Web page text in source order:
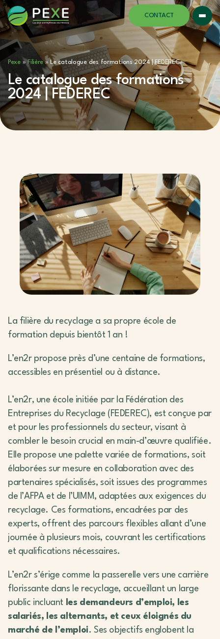
CONTACT
Pexe»Filière» Le catalogue des formations 2024 | FEDEREC
Le catalogue des formations
2024 | FEDEREC
La filière du recyclage a sa propre école de
formation depuis bientôt 1 an !
L’en2r propose près d’une centaine de formations,
accessibles en présentiel ou à distance.
L’en2r, une école initiée par la Fédération des
Entreprises du Recyclage (FEDEREC), est conçue par
et pour les professionnels du secteur, visant à
combler le besoin crucial en main-d’œuvre qualifiée.
Elle propose une palette variée de formations, soit
élaborées sur mesure en collaboration avec des
partenaires spécialisés, soit issues des programmes
de l’AFPA et de l’UIMM, adaptées aux exigences du
recyclage. Ces formations, encadrées par des
experts, offrent des parcours flexibles allant d’une
journée à plusieurs mois, couvrant les certifications
et qualifications nécessaires.
L’en2r s’érige comme la passerelle vers une carrière
florissante dans le recyclage, accueillant un large
public incluant les demandeurs d’emploi, les
salariés, les alternants, et ceux éloignés du
marché de l’emploi. Ses objectifs englobent la